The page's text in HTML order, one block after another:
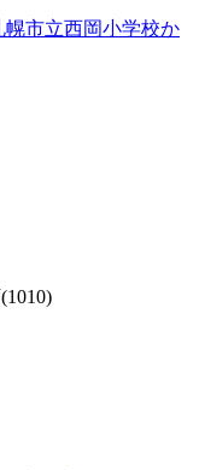
市立西岡小学校か